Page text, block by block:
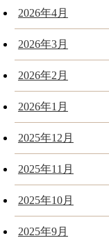
2026年4月
2026年3月
2026年2月
2026年1月
2025年12月
2025年11月
2025年10月
2025年9月